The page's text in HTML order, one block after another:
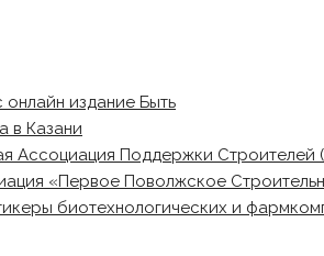
онлайн издание Быть
в Казани
Ассоциация Поддержки Строителей
«Первое Поволжское
биотехнологических и